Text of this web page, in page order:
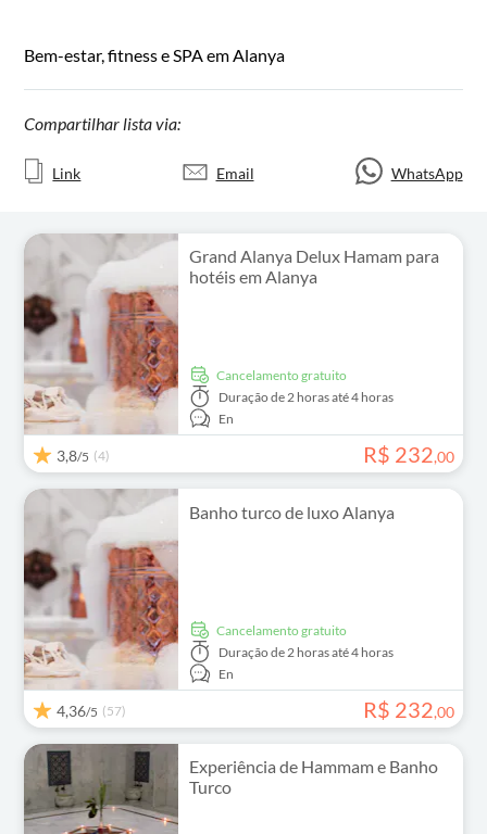
Bem-estar, fitness e SPA em Alanya
Compartilhar lista via:
Link Email WhatsApp
Grand Alanya Delux Hamam para
hotéis em Alanya
Cancelamento gratuito
Duraçãode 2 horas até 4 horas
En
3,8/5 (4) R$ 232,00
Banho turco de luxo Alanya
Cancelamento gratuito
Duraçãode 2 horas até 4 horas
En
4,36/5 (57) R$ 232,00
Experiência de Hammam e Banho
Turco